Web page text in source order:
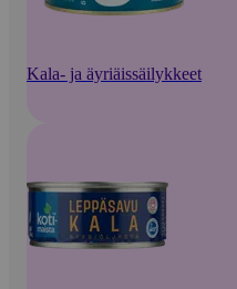
Kala- ja äyriäissäilykkeet